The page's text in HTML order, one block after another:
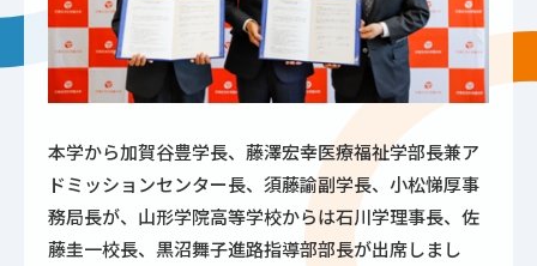
本学から加賀谷豊学長、藤澤宏幸医療福祉学部長兼ア
ドミッションセンター長、須藤諭副学長、小松悌厚事
務局長が、山形学院高等学校からは石川学理事長、佐
藤圭一校長、黒沼舞子進路指導部部長が出席しまし